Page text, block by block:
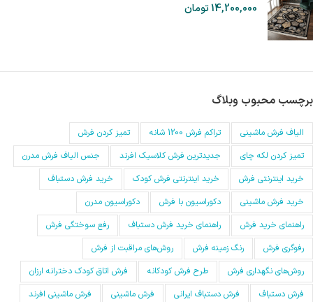
14,200,000تومان
برچسب محبوب وبلاگ
الیاف فرش ماشینی تراکم فرش 1200 شانه
تمیز کردن فرش
تمیز کردن لکه چای
جدیدترین فرش کلاسیک افرند
جنس الیاف فرش مدرن
خرید اینترنتی فرش
خرید اینترنتی فرش کودک
خرید فرش دستباف
خرید فرش ماشینی
دکوراسیون با فرش
دکوراسیون مدرن
راهنمای خرید فرش
راهنمای خرید فرش دستباف
رفع سوختگی فرش
رفوگری فرش
رنگ زمینه فرش
روش‌های مراقبت از فرش
روش‌های نگهداری فرش
طرح فرش کودکانه
فرش اتاق کودک دخترانه ارزان
فرش دستباف
فرش دستباف ایرانی فرش ماشینی
فرش ماشینی افرند